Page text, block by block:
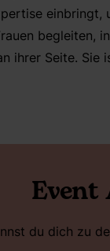
einbringt,
begleiten,
ihrer Seite.
Event
du dich zu